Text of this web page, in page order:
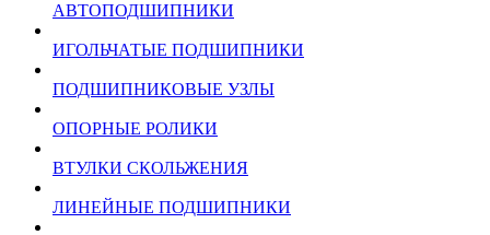
АВТОПОДШИПНИКИ
ИГОЛЬЧАТЫЕ ПОДШИПНИКИ
ПОДШИПНИКОВЫЕ УЗЛЫ
ОПОРНЫЕ РОЛИКИ
ВТУЛКИ СКОЛЬЖЕНИЯ
ЛИНЕЙНЫЕ ПОДШИПНИКИ